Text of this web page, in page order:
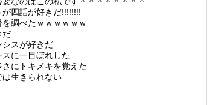
が四話が好きだ!!!!!!!!
を調べたｗｗｗｗｗｗ
だ
シスが好きだ
スに一目ぼれした
さにトキメキを覚えた
は生きられない